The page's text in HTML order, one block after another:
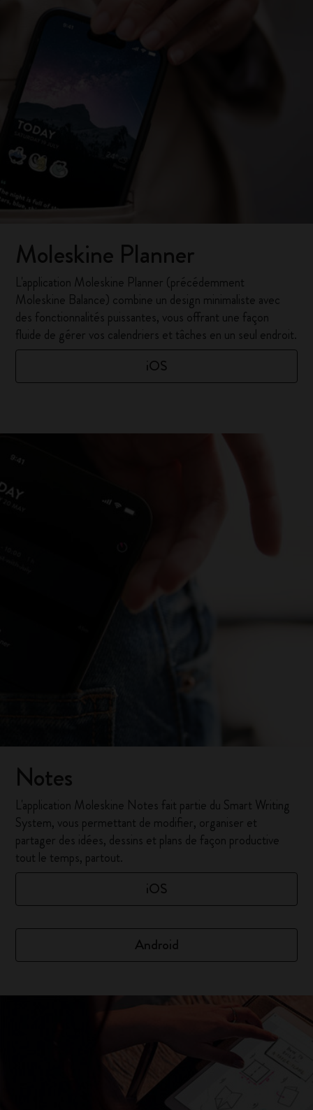
Moleskine Planner
L'application Moleskine Planner (précédemment
Moleskine Balance) combine un design minimaliste avec
des fonctionnalités puissantes, vous offrant une façon
fluide de gérer vos calendriers et tâches en un seul endroit.
iOS
Notes
L'application Moleskine Notes fait partie du Smart Writing
System, vous permettant de modifier, organiser et
partager des idées, dessins et plans de façon productive
tout le temps, partout.
iOS
Android